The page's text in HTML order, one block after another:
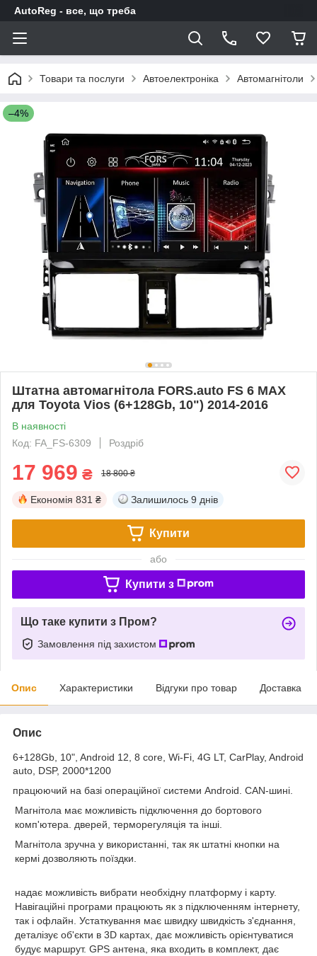
AutoReg - все, що треба
Товари та послуги Автоелектроніка Автомагнітоли
–4%
Штатна автомагнітола FORS.auto FS 6 MAX
для Toyota Vios (6+128Gb, 10") 2014-2016
В наявності
Код: FA_FS-6309
Роздріб
17 969 ₴ 18 800 ₴
Економія 831 ₴ Залишилось 9 днів
Купити
або
Купити з
Що таке купити з Пром?
Замовлення під захистом
Опис Характеристики Відгуки про товар Доставка
Опис
6+128Gb, 10", Android 12, 8 core, Wi-Fi, 4G LT, CarPlay, Android
auto, DSP, 2000*1200
працюючий на базі операційної системи Android. CAN-шині.
Магнітола має можливість підключення до бортового
комп'ютера. дверей, терморегуляція та інші.
Магнітола зручна у використанні, так як штатні кнопки на
кермі дозволяють поїздки.
надає можливість вибрати необхідну платформу і карту.
Навігаційні програми працюють як з підключенням інтернету,
так і офлайн. Устаткування має швидку швидкість з'єднання,
деталізує об'єкти в 3D картах, дає можливість орієнтуватися
будує маршрут. GPS антена, яка входить в комплект, дає